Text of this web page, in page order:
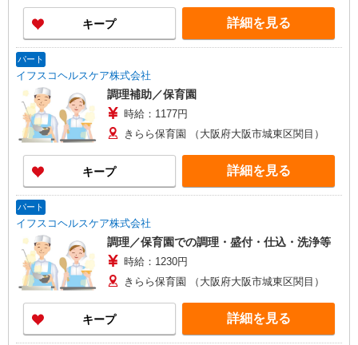
キープ 詳細を見る
パート
イフスコヘルスケア株式会社
調理補助／保育園
時給：1177円
きらら保育園 （大阪府大阪市城東区関目）
キープ 詳細を見る
パート
イフスコヘルスケア株式会社
調理／保育園での調理・盛付・仕込・洗浄等
時給：1230円
きらら保育園 （大阪府大阪市城東区関目）
キープ 詳細を見る